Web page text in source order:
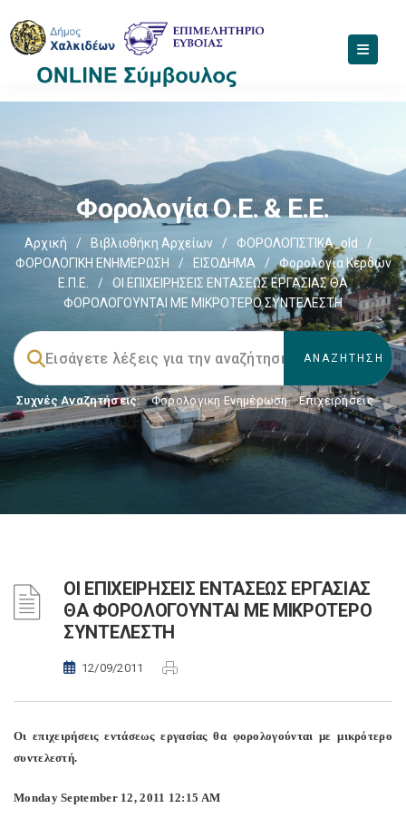
Φορολογία Ο.Ε. & Ε.Ε.
Αρχική / Βιβλιοθήκη Αρχείων / ΦΟΡΟΛΟΓΙΣΤΙΚΑ_old
/
ΦΟΡΟΛΟΓΙΚΗ ΕΝΗΜΕΡΩΣΗ
/ ΕΙΣΟΔΗΜΑ /
Φορολογία Κερδών
Ε.Π.Ε.
/
ΟΙ ΕΠΙΧΕΙΡΗΣΕΙΣ ΕΝΤΑΣΕΩΣ ΕΡΓΑΣΙΑΣ ΘΑ
ΦΟΡΟΛΟΓΟΥΝΤΑΙ ΜΕ ΜΙΚΡΟΤΕΡΟ ΣΥΝΤΕΛΕΣΤΗ
Συχνές Αναζητήσεις: Φορολογικη Ενημέρωση, Επιχειρήσεις
ΟΙ ΕΠΙΧΕΙΡΗΣΕΙΣ ΕΝΤΑΣΕΩΣ ΕΡΓΑΣΙΑΣ
ΘΑ ΦΟΡΟΛΟΓΟΥΝΤΑΙ ΜΕ ΜΙΚΡΟΤΕΡΟ
ΣΥΝΤΕΛΕΣΤΗ
12/09/2011
Οι επιχειρήσεις εντάσεως εργασίας θα φορολογούνται με μικρότερο
συντελεστή.
Monday September 12, 2011 12:15 AM